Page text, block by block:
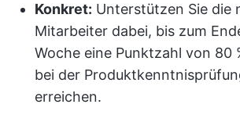
Konkret: Unterstützen Sie die
Mitarbeiter dabei, bis zum
Woche eine Punktzahl von 80
bei der
erreichen.